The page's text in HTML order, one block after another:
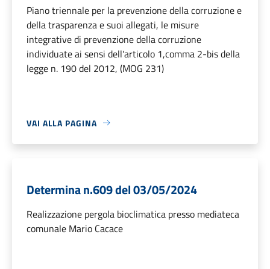
Piano triennale per la prevenzione della corruzione e
della trasparenza e suoi allegati, le misure
integrative di prevenzione della corruzione
individuate ai sensi dell'articolo 1,comma 2-bis della
legge n. 190 del 2012, (MOG 231)
VAI ALLA PAGINA
Determina n.609 del 03/05/2024
Realizzazione pergola bioclimatica presso mediateca
comunale Mario Cacace